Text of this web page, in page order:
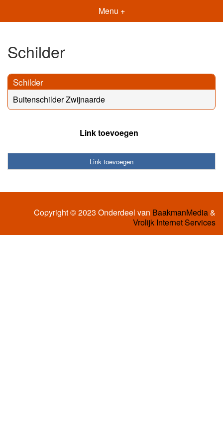
Menu +
Schilder
Schilder
Buitenschilder Zwijnaarde
Link toevoegen
Link toevoegen
Copyright © 2023 Onderdeel van BaakmanMedia&
Vrolijk Internet Services